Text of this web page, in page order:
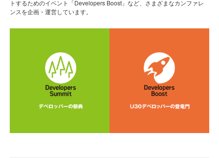
トするためのイベント「Developers Boost」など、さまざまなカンファレ
ンスを企画・運営しています。